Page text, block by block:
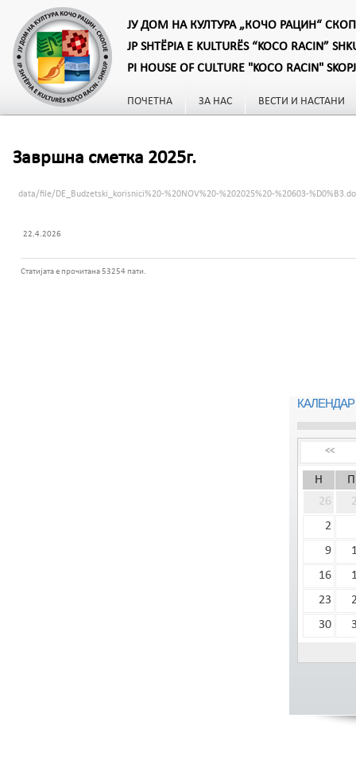
ЈУ ДОМ НА КУЛТУРА „КОЧО РАЦИН“
JP SHTËPIA E KULTURËS “KOCO RACIN”
PI HOUSE OF CULTURE "KOCO RACIN"
ПОЧЕТНА ЗА НАС ВЕСТИ И НАСТАНИ
Завршна сметка 2025г.
data/file/DE_Budzetski_korisnici%20-%20NOV%20-%202025%20-%20603-
22.4.2026
Статијата е прочитана 53254 пати.
<<
Н
П
26
2
9
16
23
30